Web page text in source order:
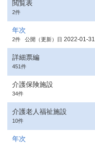
閲覧表
2件
年次
2件 公開（更新）日 2022-01-31
詳細票編
451件
介護保険施設
34件
介護老人福祉施設
10件
年次